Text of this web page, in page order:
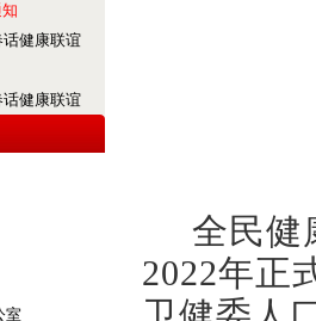
健康联谊
健康联谊
室
全民健
2022年正